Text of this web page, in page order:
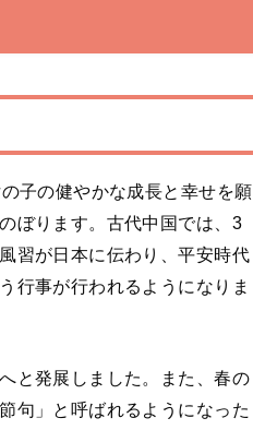
子の健やかな成長と幸せを願
ぼります。古代中国では、3
習が日本に伝わり、平安時代
行事が行われるようになりま
と発展しました。また、春の
句」と呼ばれるようになった